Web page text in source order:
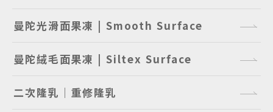
曼陀光滑面果凍 | Smooth Surface
曼陀絨毛面果凍 | Siltex Surface
二次隆乳｜重修隆乳